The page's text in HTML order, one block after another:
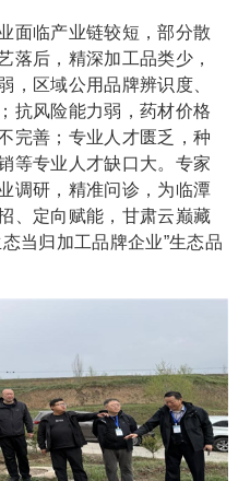
临产业链较短，部分散
落后，精深加工品类少，
，区域公用品牌辨识度、
抗风险能力弱，药材价格
完善；专业人才匮乏，种
等专业人才缺口大。专家
调研，精准问诊，为临潭
、定向赋能，甘肃云巅藏
当归加工品牌企业”生态品